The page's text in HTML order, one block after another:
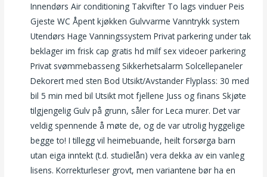
Innendørs Air conditioning Takvifter To lags vinduer Peis
Gjeste WC Åpent kjøkken Gulvvarme Vanntrykk system
Utendørs Hage Vanningssystem Privat parkering under tak
beklager im frisk cap gratis hd milf sex videoer parkering
Privat svømmebasseng Sikkerhetsalarm Solcellepaneler
Dekorert med sten Bod Utsikt/Avstander Flyplass: 30 med
bil 5 min med bil Utsikt mot fjellene Juss og finans Skjøte
tilgjengelig Gulv på grunn, såler for Leca murer. Det var
veldig spennende å møte de, og de var utrolig hyggelige
begge to! I tillegg vil heimebuande, heilt forsørga barn
utan eiga inntekt (t.d. studielån) vera dekka av ein vanleg
lisens. Korrekturleser grovt, men variantene bør ha en